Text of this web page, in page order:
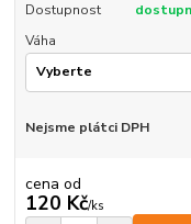
Dostupnost
Váha
Nejsme plátci DPH
cena od
120 Kč/ks